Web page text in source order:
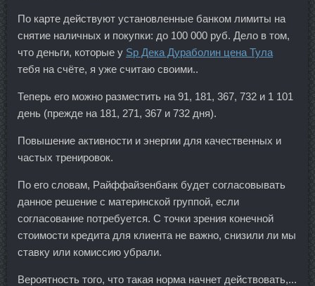
По карте действуют установленные банком лимиты на
снятие наличных и покупки: до 100 000 руб. Дело в том,
что деньги, которые у Sp Дека Дураболин цена Тула
тебя на счёте, я уже считаю своими..
Теперь его можно разместить на 91, 181, 367, 732 и 1 101
день (прежде на 181, 271, 367 и 732 дня).
Повышение активности и энергии для качественных и
частых тренировок.
По его словам, Райффайзенбанк будет согласовывать
данное решение с материнской группой, если
согласование потребуется. С точки зрения конечной
стоимости кредита для клиента не важно, снизили ли мы
ставку или комиссию убрали.
Вероятность того, что такая норма начнет действовать,...